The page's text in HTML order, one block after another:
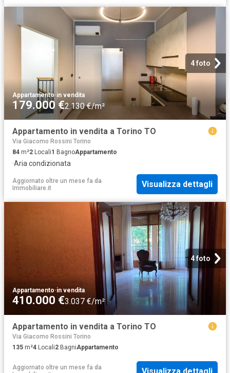
4 foto
Appartamento·in vendita
179.000 €2.130 €/m²
Appartamento in vendita a Torino TO
Via Giacomo Rossini Torino
84 m²2 Locali1 BagnoAppartamento
·Aria condizionata
Aggiornato oltre un mese fa da
Immobiliare.it
Visualizza dettagli
4 foto
Appartamento·in vendita
410.000 €3.037 €/m²
Appartamento in vendita a Torino TO
Via Giacomo Rossini Torino
135 m²4 Locali2 BagniAppartamento
Aggiornato oltre un mese fa da